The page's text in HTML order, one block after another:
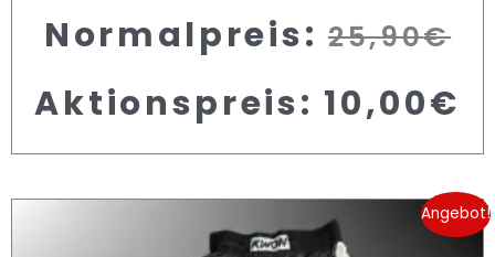
Normalpreis: 25,90€
Aktionspreis: 10,00€
Angebot!